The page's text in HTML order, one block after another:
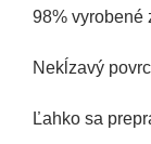
98% vyrobené
Nekĺzavý
Ľahko sa